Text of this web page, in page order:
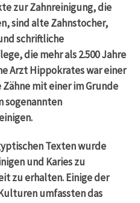
zur Zahnreinigung, die
sind alte Zahnstocher,
schriftliche
die mehr als 2.500 Jahre
Arzt Hippokrates war einer
mit einer im Grunde
sogenannten
Texten wurde
und Karies zu
zu erhalten. Einige der
umfassten das